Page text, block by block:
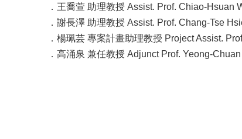
．王喬萱 助理教授 Assist. Prof. Chiao-Hsuan
．謝長澤 助理教授 Assist. Prof. Chang-Tse
．楊珮芸 專案計畫助理教授 Project Assist.
．高涌泉 兼任教授 Adjunct Prof. Yeong-